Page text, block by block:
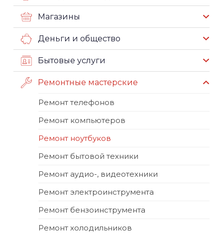
Магазины
Деньги и общество
Бытовые услуги
Ремонтные мастерские
Ремонт телефонов
Ремонт компьютеров
Ремонт ноутбуков
Ремонт бытовой техники
Ремонт аудио-, видеотехники
Ремонт электроинструмента
Ремонт бензоинструмента
Ремонт холодильников